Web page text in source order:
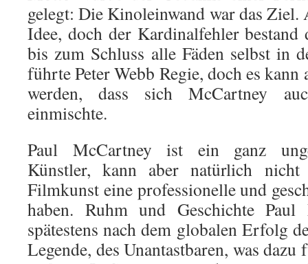
gelegt: Die Kinoleinwand war das Ziel.
Idee, doch der Kardinalfehler bestand
bis zum Schluss alle Fäden selbst in
führte Peter Webb Regie, doch es kann
werden, dass sich McCartney
einmischte.
Paul McCartney ist ein ganz
Künstler, kann aber natürlich
Filmkunst eine professionelle und
haben. Ruhm und Geschichte Paul
spätestens nach dem globalen Erfolg
Legende, des Unantastbaren, was dazu